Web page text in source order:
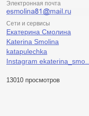
Электронная почта
Сети и сервисы
Екатерина Смолина
Katerina Smolina
katapulechka
Instagram ekaterina_smo...
13010 просмотров